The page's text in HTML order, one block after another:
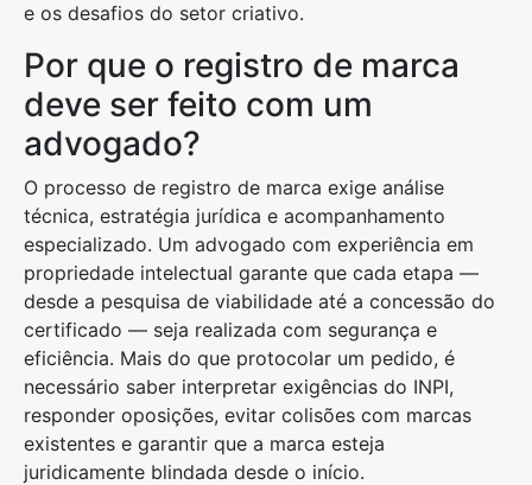
e os desafios do setor criativo.
Por que o registro de marca
deve ser feito com um
advogado?
O processo de registro de marca exige análise
técnica, estratégia jurídica e acompanhamento
especializado. Um advogado com experiência em
propriedade intelectual garante que cada etapa —
desde a pesquisa de viabilidade até a concessão do
certificado — seja realizada com segurança e
eficiência. Mais do que protocolar um pedido, é
necessário saber interpretar exigências do INPI,
responder oposições, evitar colisões com marcas
existentes e garantir que a marca esteja
juridicamente blindada desde o início.